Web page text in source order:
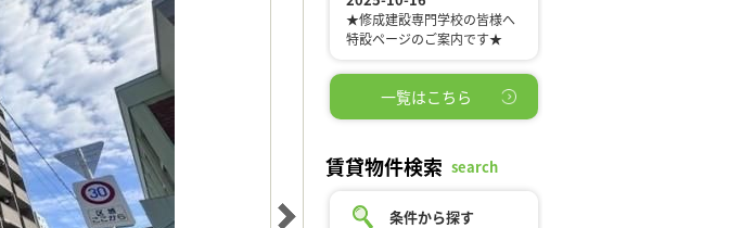
一覧はこちら
賃貸物件検索 search
条件から探す